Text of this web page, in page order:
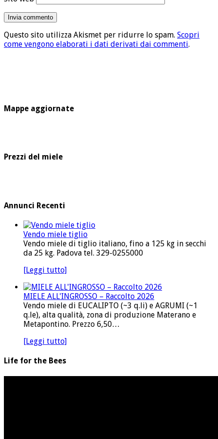
Questo sito utilizza Akismet per ridurre lo spam. Scopri
come vengono elaborati i dati derivati dai commenti.
Mappe aggiornate
Prezzi del miele
Annunci Recenti
Vendo miele tiglio
Vendo miele di tiglio italiano, fino a 125 kg in secchi
da 25 kg. Padova tel. 329-0255000
[Leggi tutto]
MIELE ALL'INGROSSO – Raccolto 2026
Vendo miele di EUCALIPTO (~3 q.li) e AGRUMI (~1
q.le), alta qualità, zona di produzione Materano e
Metapontino. Prezzo 6,50…
[Leggi tutto]
Life for the Bees